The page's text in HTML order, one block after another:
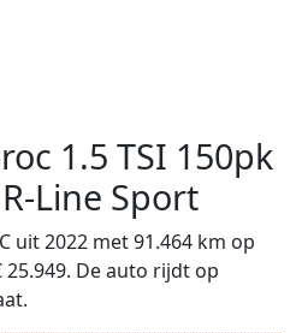
1.5 TSI 150pk
Line Sport
uit 2022 met 91.464 km op
De auto rijdt op